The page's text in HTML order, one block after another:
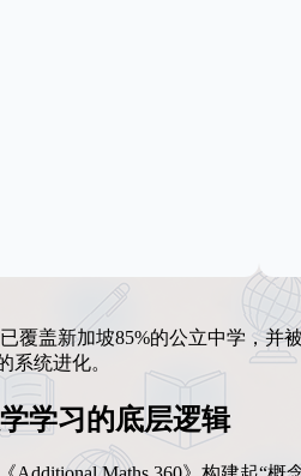
覆盖新加坡85%的公立中学，
系统进化。
学习的底层逻辑